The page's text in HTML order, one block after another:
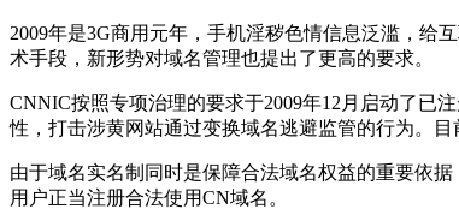
2009年是3G商用元年，手机淫秽色情信息泛滥，给
术手段，新形势对域名管理也提出了更高的要求。
CNNIC按照专项治理的要求于2009年12月启动了已
性，打击涉黄网站通过变换域名逃避监管的行为。
由于域名实名制同时是保障合法域名权益的重要依
用户正当注册合法使用CN域名。